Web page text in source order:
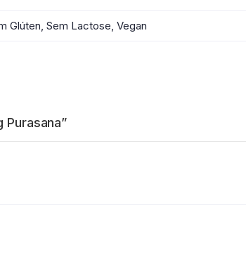
Glúten, Sem Lactose, Vegan